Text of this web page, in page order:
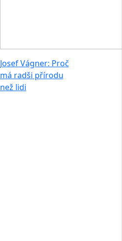
Josef Vágner: Proč
má radši přírodu
než lidi